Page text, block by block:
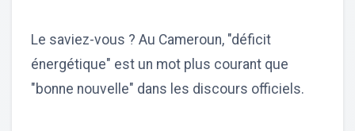
Le saviez-vous ? Au Cameroun, "déficit
énergétique" est un mot plus courant que
"bonne nouvelle" dans les discours officiels.